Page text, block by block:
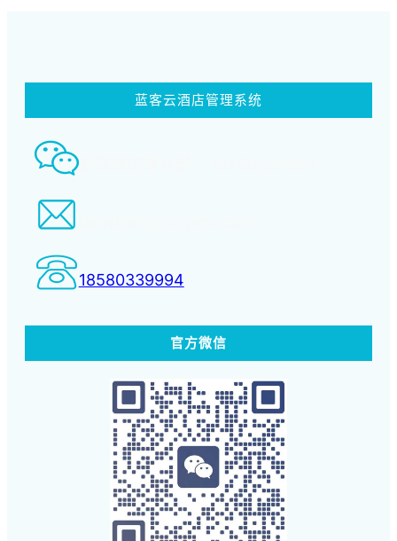
蓝客云酒店管理系统
智慧酒店事业部： 18580339994
18580339994
官方微信